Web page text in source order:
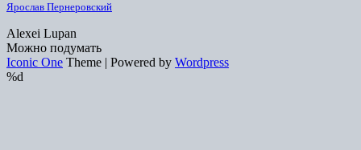
Ярослав Пернеровский
Alexei Lupan
Можно подумать
Iconic One Theme | Powered by Wordpress
%d